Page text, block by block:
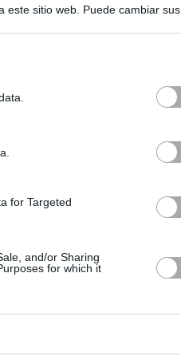
este sitio web. Puede cambiar sus
for Targeted
and/or Sharing
for which it